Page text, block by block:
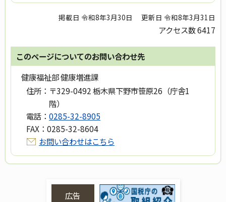
掲載日 令和8年3月30日 更新日 令和8年3月31日
アクセス数6417
このページについてのお問い合わせ先
健康福祉部 健康増進課
住所： 〒329-0492 栃木県下野市笹原26（庁舎1
階）
電話： 0285-32-8905
FAX： 0285-32-8604
お問い合わせはこちら
広告